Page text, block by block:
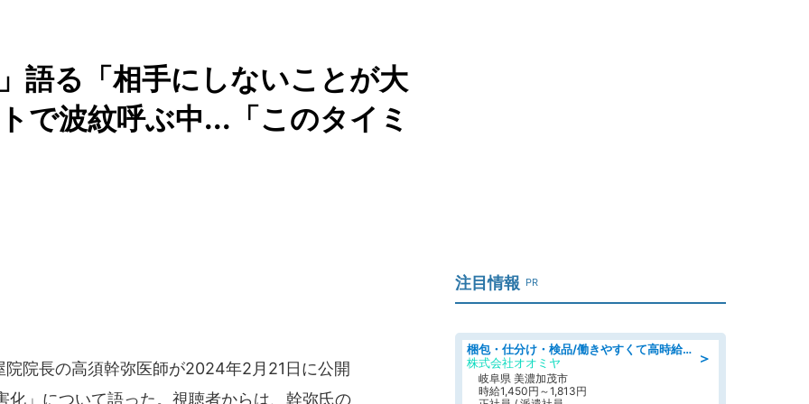
語る「相手にしないことが大
で波紋呼ぶ中...「このタイミ
院長の高須幹弥医師が2024年2月21日に公開
化」について語った。視聴者からは、幹弥氏の
注目情報 PR
＞
梱包・仕分け・検品/働きやすくて高時給の仕分け作業長期休暇充実/残業なし
株式会社オオミヤ
岐阜県 美濃加茂市
時給1,450円～1,813円